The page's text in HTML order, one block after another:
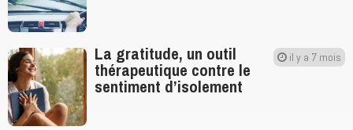
il y a 7 mois
La gratitude, un outil
thérapeutique contre le
sentiment d’isolement